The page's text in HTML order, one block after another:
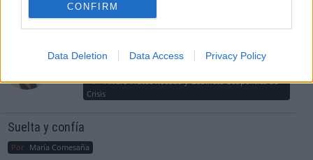
CONFIRM
Data Deletion Data Access Privacy Policy
¿La ciudadanía de Occidente es
consciente del riesgo de una tercera
guerra mundial?
Por Álvaro Frutos Rosado y Gabinete Geopolítica de
Crisis
Suelta y confía
Por María Comesaña